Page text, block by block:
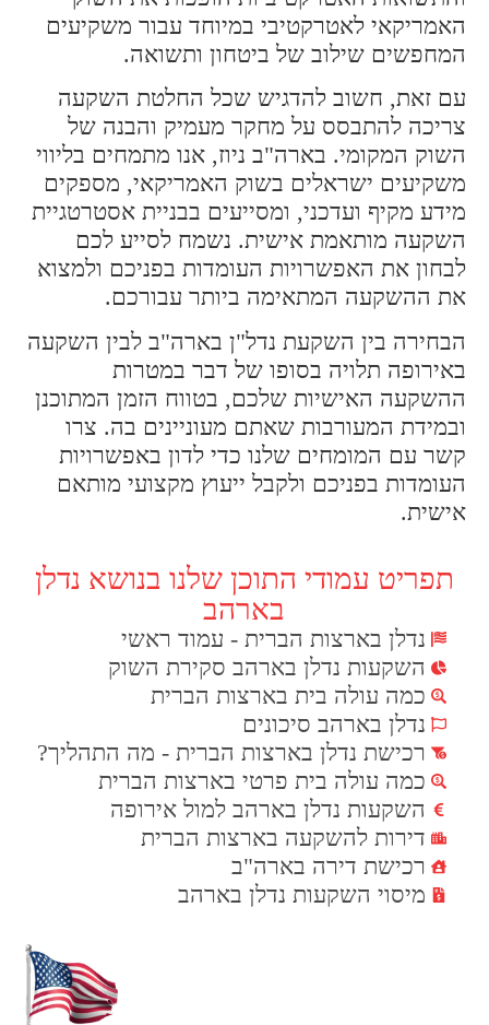
האמריקאי לאטרקטיבי במיוחד עבור משקיעים
המחפשים שילוב של ביטחון ותשואה.
עם זאת, חשוב להדגיש שכל החלטת השקעה
צריכה להתבסס על מחקר מעמיק והבנה של
השוק המקומי. בארה"ב ניוז, אנו מתמחים בליווי
משקיעים ישראלים בשוק האמריקאי, מספקים
מידע מקיף ועדכני, ומסייעים בבניית אסטרטגיית
השקעה מותאמת אישית. נשמח לסייע לכם
לבחון את האפשרויות העומדות בפניכם ולמצוא
את ההשקעה המתאימה ביותר עבורכם.
הבחירה בין השקעת נדל"ן בארה"ב לבין השקעה
באירופה תלויה בסופו של דבר במטרות
ההשקעה האישיות שלכם, בטווח הזמן המתוכנן
ובמידת המעורבות שאתם מעוניינים בה. צרו
קשר עם המומחים שלנו כדי לדון באפשרויות
העומדות בפניכם ולקבל ייעוץ מקצועי מותאם
אישית.
תפריט עמודי התוכן שלנו בנושא נדלן
בארהב
נדלן בארצות הברית - עמוד ראשי
השקעות נדלן בארהב סקירת השוק
כמה עולה בית בארצות הברית
נדלן בארהב סיכונים
רכישת נדלן בארצות הברית - מה התהליך?
כמה עולה בית פרטי בארצות הברית
השקעות נדלן בארהב למול אירופה
דירות להשקעה בארצות הברית
רכישת דירה בארה"ב
מיסוי השקעות נדלן בארהב